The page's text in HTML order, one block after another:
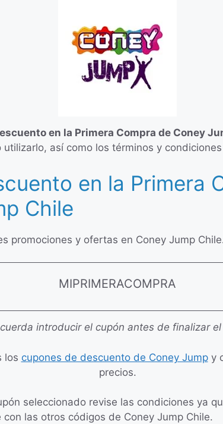
en la Primera Compra de Coney
utilizarlo, así como los términos y
en la Primera
Chile
promociones y ofertas en Coney Jump
MIPRIMERACOMPRA
introducir el cupón antes de finalizar
los cupones de descuento de Coney Jumpy
precios.
seleccionado revise las condiciones ya
las otros códigos de Coney Jump Chile.